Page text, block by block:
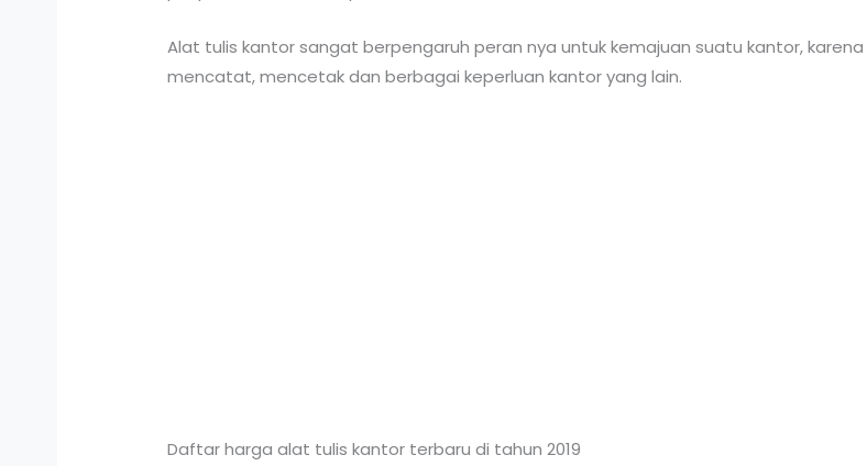
Alat tulis kantor sangat berpengaruh peran nya untuk kemajuan suatu kantor,
mencatat, mencetak dan berbagai keperluan kantor yang lain.
Daftar harga alat tulis kantor terbaru di tahun 2019